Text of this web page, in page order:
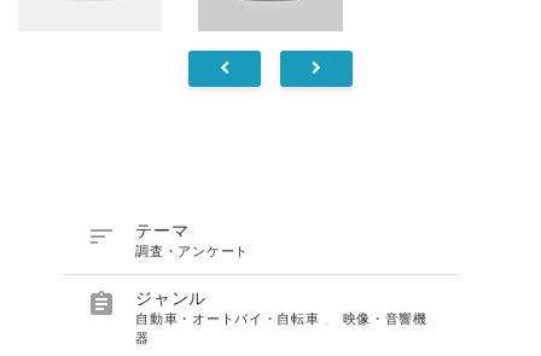
 テーマ
調査・アンケート
 ジャンル
自動車・オートバイ・自転車
映像・音響機
器